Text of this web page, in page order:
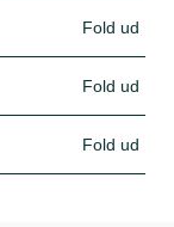
Fold ud
Fold ud
Fold ud